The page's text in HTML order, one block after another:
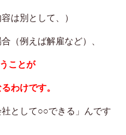
は別として、）
（例えば解雇など）、
ことが
わけです。
社として○○できる」んです